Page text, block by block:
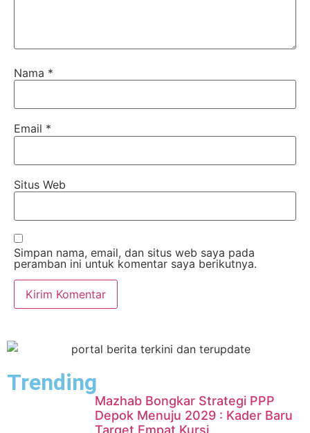
Nama *
Email *
Situs Web
Simpan nama, email, dan situs web saya pada
peramban ini untuk komentar saya berikutnya.
Trending
Mazhab Bongkar Strategi PPP
Depok Menuju 2029 : Kader Baru
Target Empat Kursi